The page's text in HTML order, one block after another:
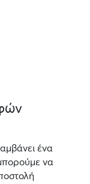
ένα
να